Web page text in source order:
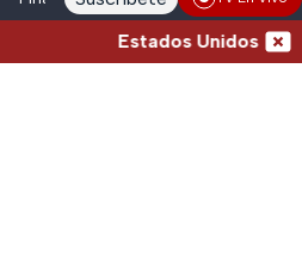
Estados Unidos